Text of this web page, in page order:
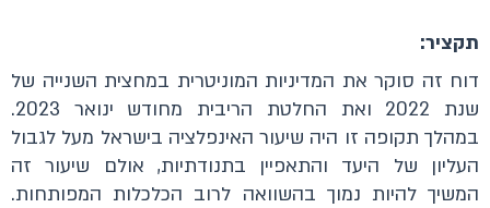
תקציר:
דוח זה סוקר את המדיניות המוניטרית במחצית השנייה של
שנת 2022 ואת החלטת הריבית מחודש ינואר 2023.
במהלך תקופה זו היה שיעור האינפלציה בישראל מעל לגבול
העליון של היעד והתאפיין בתנודתיות, אולם שיעור זה
המשיך להיות נמוך בהשוואה לרוב הכלכלות המפותחות.